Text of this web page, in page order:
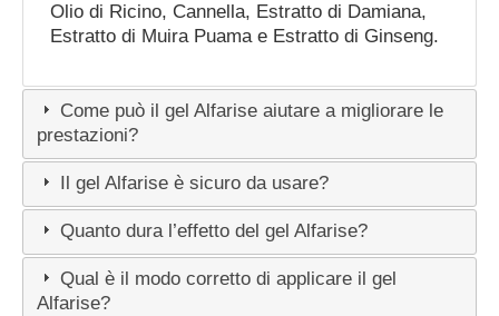
Olio di Ricino, Cannella, Estratto di Damiana,
Estratto di Muira Puama e Estratto di Ginseng.
Come può il gel Alfarise aiutare a migliorare le
prestazioni?
Il gel Alfarise è sicuro da usare?
Quanto dura l’effetto del gel Alfarise?
Qual è il modo corretto di applicare il gel
Alfarise?